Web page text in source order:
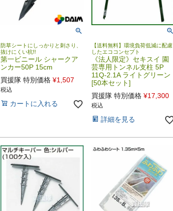
防草シートにしっかりと刺さり、
抜けにくい杭!!
第一ビニール シャークア
ンカー50P 15cm
買援隊 特別価格 ¥1,507
税込
カートに入れる
【送料無料】環境負荷低減に配慮
したエココンセプト
《法人限定》セキスイ 園
芸専用トンネル支柱 5P
11Q-2.1A ライトグリーン
[50本セット]
買援隊 特別価格 ¥17,300
税込
詳細を見る